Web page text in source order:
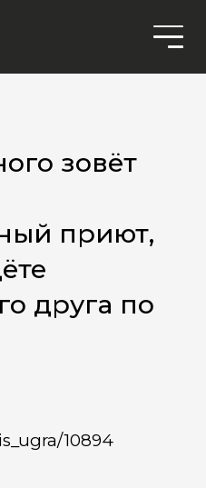
зовёт
приют,
друга по
10894